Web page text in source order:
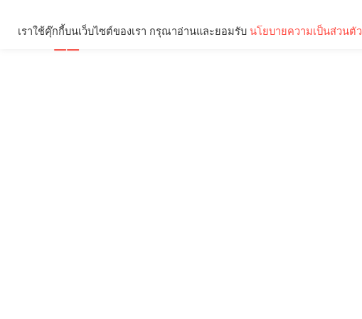
เราใช้คุ๊กกี้บนเว็บไซต์ของเรา กรุณาอ่านและยอมรับ นโยบายความเป็นส่วนตัว